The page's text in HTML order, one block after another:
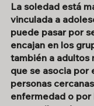
La soledad está
vinculada a
puede pasar por
encajan en los
también a adultos
que se asocia
personas
enfermedad o